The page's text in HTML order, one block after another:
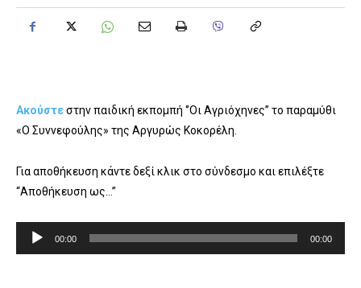
Ακούστεστην παιδική εκπομπή ‘’Οι Αγριόχηνες’’ το παραμύθι
«Ο Συννεφούλης» της Αργυρώς Κοκορέλη.
Για αποθήκευση κάντε δεξί κλικ στο σύνδεσμο και επιλέξτε
“Αποθήκευση ως…”
ρ
00:00 00:00